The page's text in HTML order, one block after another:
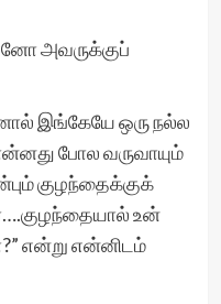
அவருக்குப்
இங்கேயே ஒரு நல்ல
போல வருவாயும்
குழந்தைக்குக்
உன்
என்று என்னிடம்